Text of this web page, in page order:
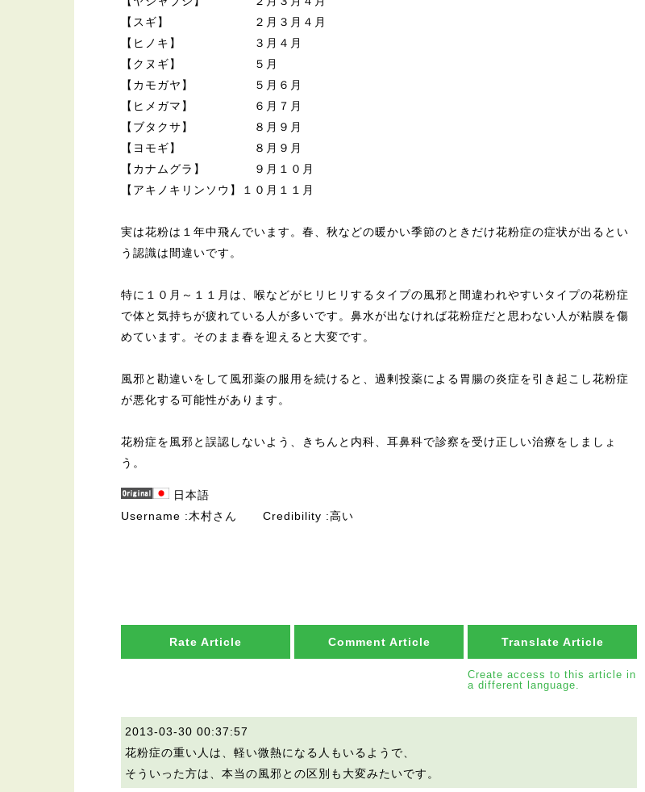
【スギ】 ２月３月４月
【ヒノキ】 ３月４月
【クヌギ】 ５月
【カモガヤ】 ５月６月
【ヒメガマ】 ６月７月
【ブタクサ】 ８月９月
【ヨモギ】 ８月９月
【カナムグラ】 ９月１０月
【アキノキリンソウ】１０月１１月
実は花粉は１年中飛んでいます。春、秋などの暖かい季節のときだけ花粉症の症状が出るとい
う認識は間違いです。
特に１０月～１１月は、喉などがヒリヒリするタイプの風邪と間違われやすいタイプの花粉症
で体と気持ちが疲れている人が多いです。鼻水が出なければ花粉症だと思わない人が粘膜を傷
めています。そのまま春を迎えると大変です。
風邪と勘違いをして風邪薬の服用を続けると、過剰投薬による胃腸の炎症を引き起こし花粉症
が悪化する可能性があります。
花粉症を風邪と誤認しないよう、きちんと内科、耳鼻科で診察を受け正しい治療をしましょ
う。
日本語
Username
木村さん Credibility 高い
Rate Article Comment Article Translate Article
Create access to this article in
a different language.
2013-03-30 00:37:57
花粉症の重い人は、軽い微熱になる人もいるようで、
そういった方は、本当の風邪との区別も大変みたいです。